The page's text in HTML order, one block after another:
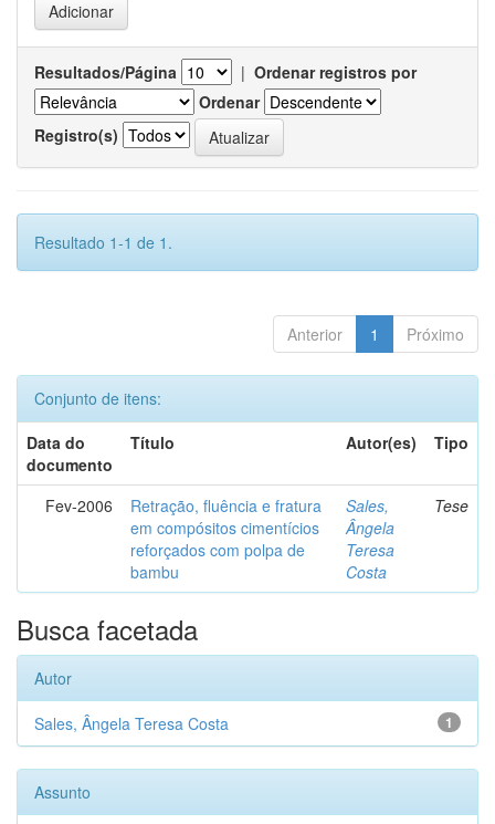
Resultados/Página | Ordenar registros por
Ordenar
Registro(s)
Resultado 1-1 de 1.
Anterior 1 Próximo
Conjunto de itens:
Data do
documento
Título Autor(es) Tipo
Fev-2006
Retração, fluência e fratura
em compósitos cimentícios
reforçados com polpa de
bambu
Sales,
Ângela
Teresa
Costa
Tese
Busca facetada
Autor
1
Sales, Ângela Teresa Costa
Assunto